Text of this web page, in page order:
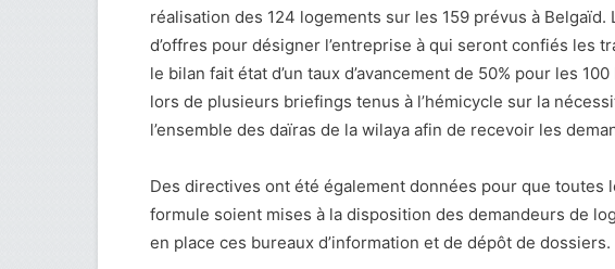
réalisation des 124 logements sur les 159 prévus à Belgaïd.
d’offres pour désigner l’entreprise à qui seront confiés les
le bilan fait état d’un taux d’avancement de 50% pour les
lors de plusieurs briefings tenus à l’hémicycle sur la
l’ensemble des daïras de la wilaya afin de recevoir les
Des directives ont été également données pour que toutes
formule soient mises à la disposition des demandeurs de
en place ces bureaux d’information et de dépôt de dossiers.